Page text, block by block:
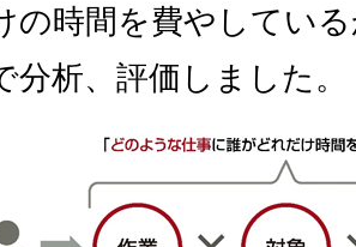
の時間を費やしてい
分析、評価しました。